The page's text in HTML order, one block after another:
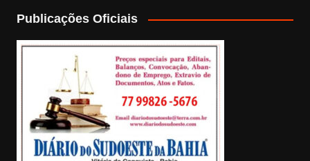
Publicações Oficiais